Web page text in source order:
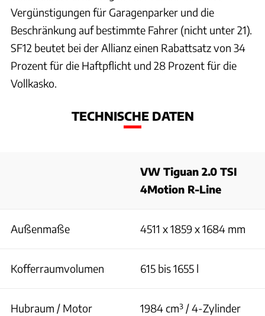
Vergünstigungen für Garagenparker und die
Beschränkung auf bestimmte Fahrer (nicht unter 21).
SF12 beutet bei der Allianz einen Rabattsatz von 34
Prozent für die Haftpflicht und 28 Prozent für die
Vollkasko.
TECHNISCHE DATEN
VW Tiguan 2.0 TSI
4Motion R-Line
Außenmaße 4511 x 1859 x 1684 mm
Kofferraumvolumen 615 bis 1655 l
Hubraum / Motor 1984 cm³ / 4-Zylinder